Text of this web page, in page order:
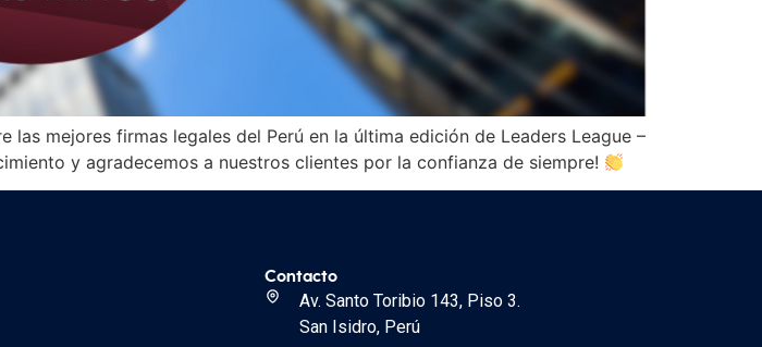
mejores firmas legales del Perú en la última edición de Leaders League –
y agradecemos a nuestros clientes por la confianza de siempre!
Contacto
Av. Santo Toribio 143, Piso 3.
San Isidro, Perú